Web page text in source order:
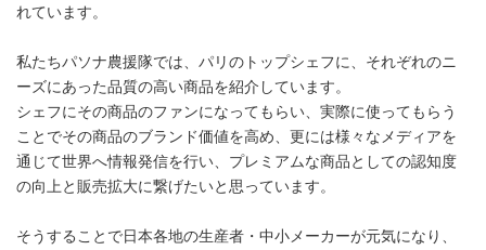
れています。
私たちパソナ農援隊では、パリのトップシェフに、それぞれのニ
ーズにあった品質の高い商品を紹介しています。
シェフにその商品のファンになってもらい、実際に使ってもらう
ことでその商品のブランド価値を高め、更には様々なメディアを
通じて世界へ情報発信を行い、プレミアムな商品としての認知度
の向上と販売拡大に繋げたいと思っています。
そうすることで日本各地の生産者・中小メーカーが元気になり、